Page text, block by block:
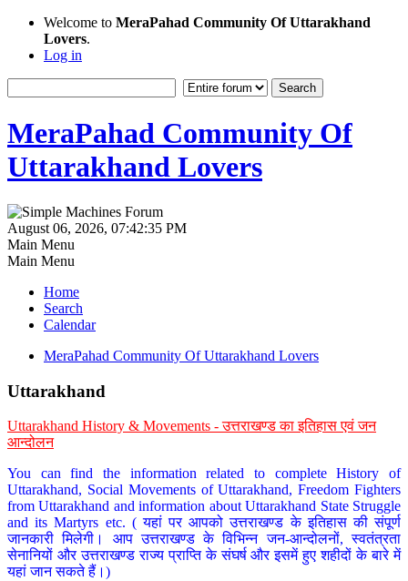
Welcome to MeraPahad Community Of Uttarakhand
Lovers.
Log in
MeraPahad Community Of
Uttarakhand Lovers
August 06, 2026, 07:42:35 PM
Main Menu
Main Menu
Home
Search
Calendar
MeraPahad Community Of Uttarakhand Lovers
Uttarakhand
Uttarakhand History & Movements - उत्तराखण्ड का इतिहास एवं जन
आन्दोलन
You can find the information related to complete History of
Uttarakhand, Social Movements of Uttarakhand, Freedom Fighters
from Uttarakhand and information about Uttarakhand State Struggle
and its Martyrs etc. ( यहां पर आपको उत्तराखण्ड के इतिहास की संपूर्ण
जानकारी मिलेगी। आप उत्तराखण्ड के विभिन्न जन-आन्दोलनों, स्वतंत्रता
सेनानियों और उत्तराखण्ड राज्य प्राप्ति के संघर्ष और इसमें हुए शहीदों के बारे में
यहां जान सकते हैं।)